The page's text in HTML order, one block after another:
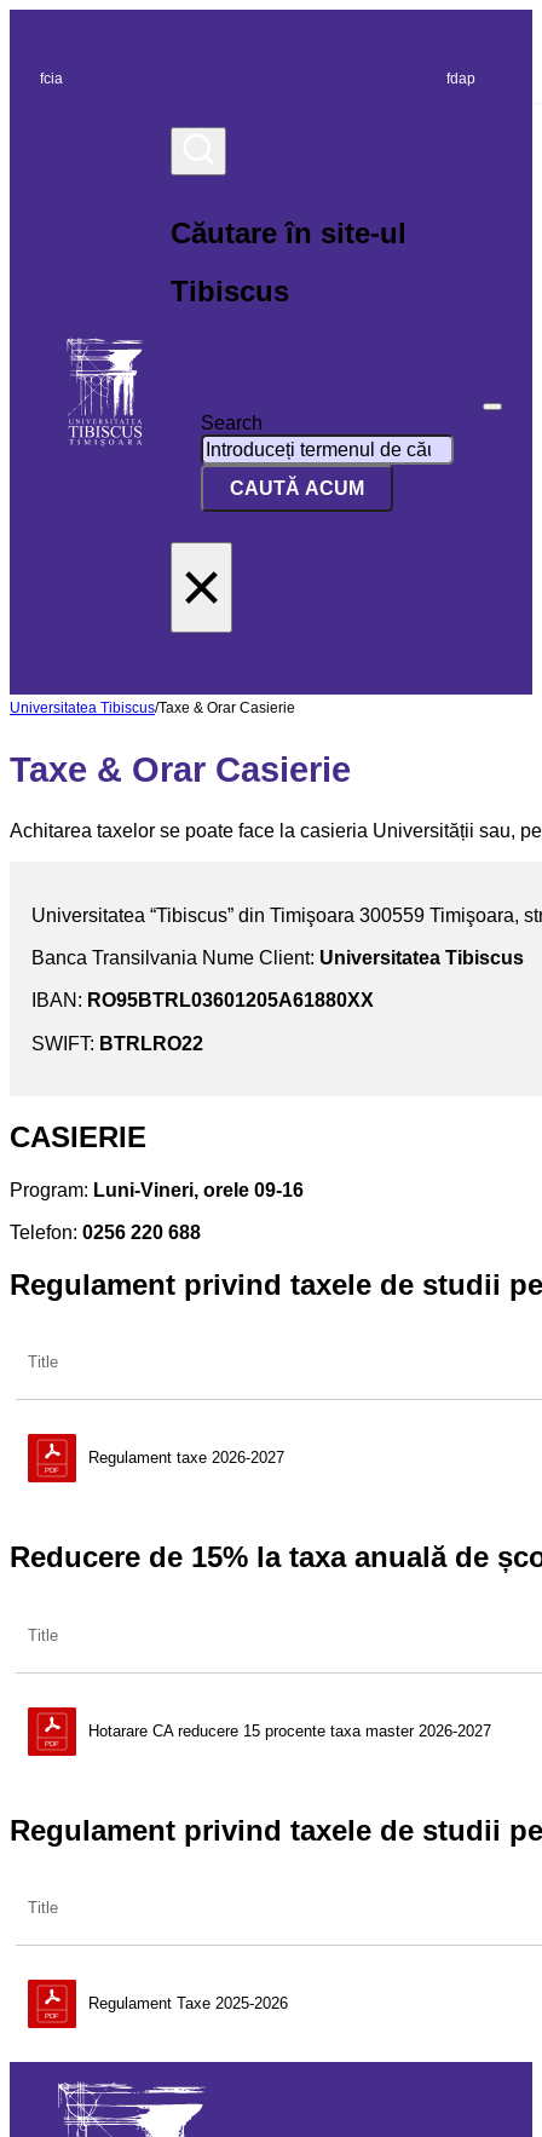
fcia fdap
Căutare în site-ul
Tibiscus
Search
CAUTĂ ACUM
×
Universitatea Tibiscus/Taxe & Orar Casierie
Taxe & Orar Casierie
Achitarea taxelor se poate face la casieria Universității sau,
Universitatea “Tibiscus” din Timişoara 300559 Timişoara,
Banca Transilvania Nume Client: Universitatea Tibiscus
IBAN: RO95BTRL03601205A61880XX
SWIFT: BTRLRO22
CASIERIE
Program: Luni-Vineri, orele 09-16
Telefon: 0256 220 688
Regulament privind taxele de studii
Title
Regulament taxe 2026-2027
Reducere de 15% la taxa anuală de
Title
Hotarare CA reducere 15 procente taxa master 2026-2027
Regulament privind taxele de studii
Title
Regulament Taxe 2025-2026